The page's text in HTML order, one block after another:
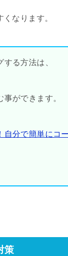
なります。
る方法は、
ができます。
自分で簡単にコ
策